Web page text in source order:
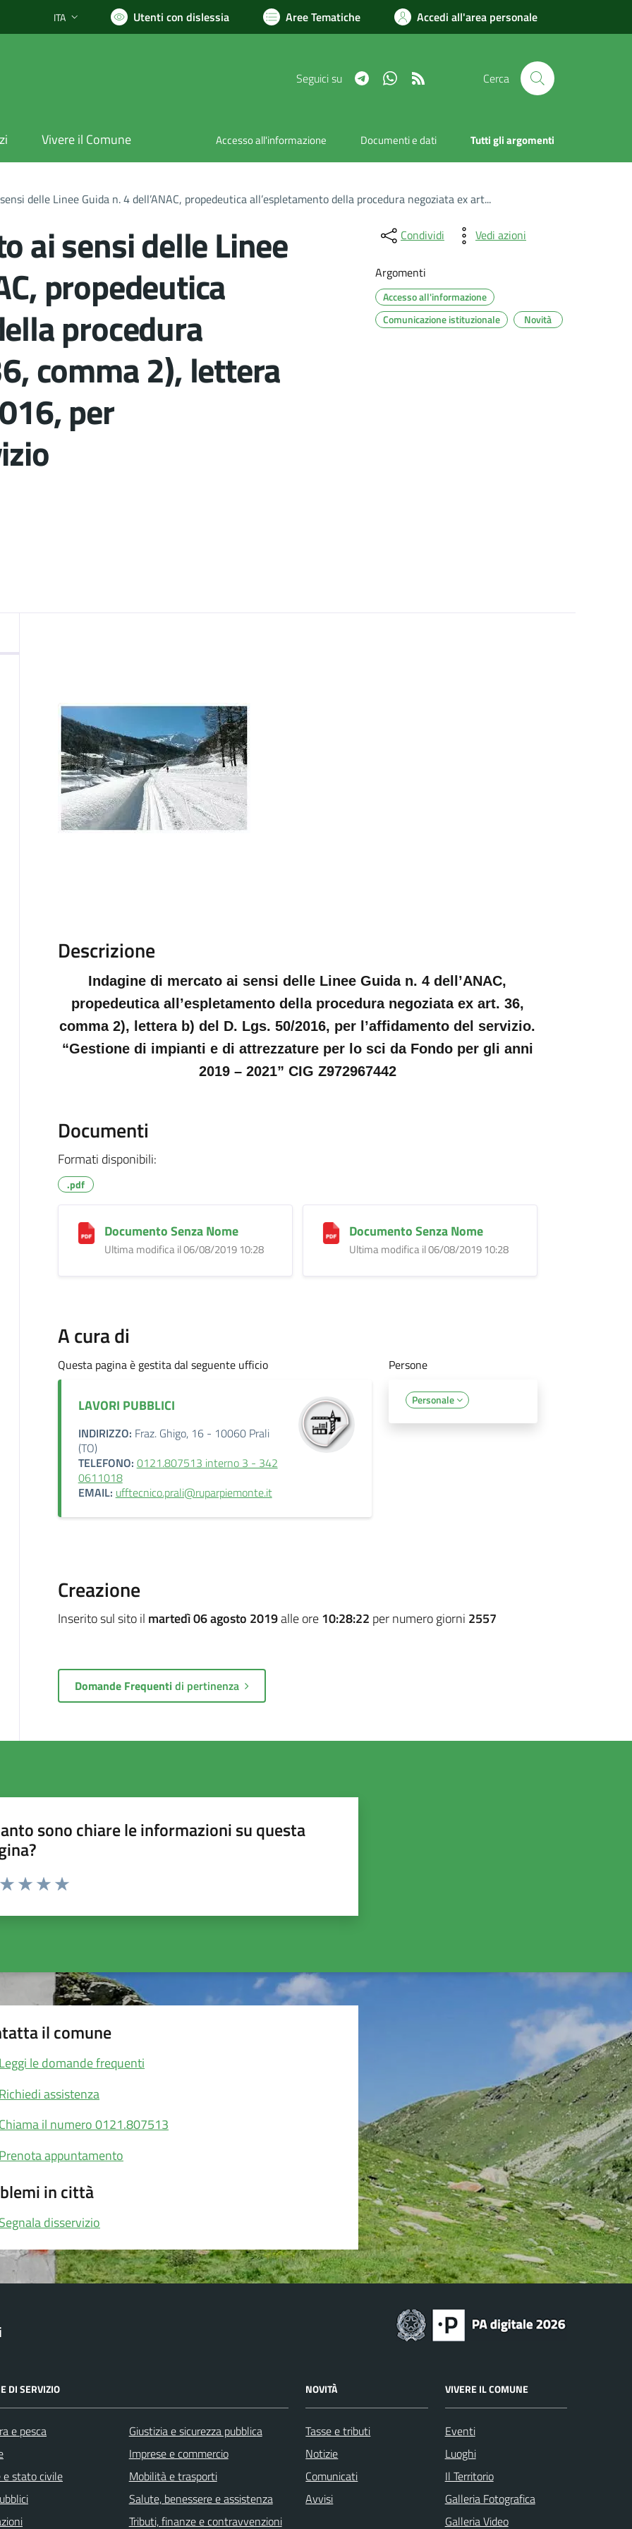
Lingua attiva:
ITA Utenti con dislessia Aree Tematiche Accedi all'area personale
Seguici su TelegramWhatsapp Cerca
Vivere il Comune Accesso all'informazione Documenti e dati Tutti gli argomenti
delle Linee Guida n. 4 dell’ANAC, propedeutica all’espletamento della procedura negoziata ex art...
ai sensi delle Linee
propedeutica
procedura
comma 2), lettera
per
Condividi Vedi azioni
Argomenti
Accesso all'informazione
Comunicazione istituzionale
Novità
Descrizione
Indagine di mercato ai sensi delle Linee Guida n. 4 dell’ANAC,
propedeutica all’espletamento della procedura negoziata ex art. 36,
comma 2), lettera b) del D. Lgs. 50/2016, per l’affidamento del servizio.
“Gestione di impianti e di attrezzature per lo sci da Fondo per gli anni
2019 – 2021” CIG Z972967442
Documenti
Formati disponibili:
.pdf
Documento Senza Nome
Ultima modifica il 06/08/2019 10:28
Documento Senza Nome
Ultima modifica il 06/08/2019 10:28
A cura di
Questa pagina è gestita dal seguente ufficio
LAVORI PUBBLICI
INDIRIZZO: Fraz. Ghigo, 16 - 10060 Prali
(TO)
TELEFONO: 0121.807513 interno 3 - 342
0611018
EMAIL: ufftecnico.prali@ruparpiemonte.it
Persone
Personale
Creazione
Inserito sul sito il martedì 06 agosto 2019alle ore10:28:22 per numero giorni 2557
Domande Frequentidi pertinenza
sono chiare le informazioni su questa
da 1 a 5 stelle la pagina
il comune
Leggi le domande frequenti
Richiedi assistenza
Chiama il numero 0121.807513
Prenota appuntamento
in città
Segnala disservizio
DI SERVIZIO
e pesca
e stato civile
Giustizia e sicurezza pubblica
Imprese e commercio
Mobilità e trasporti
Salute, benessere e assistenza
Tributi, finanze e contravvenzioni
NOVITÀ
Tasse e tributi
Notizie
Comunicati
Avvisi
VIVERE IL COMUNE
Eventi
Luoghi
Il Territorio
Galleria Fotografica
Galleria Video